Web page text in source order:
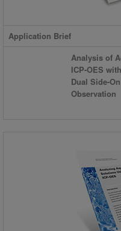
Application Brief
Analysis of
ICP-OES
Dual Side-
Observation